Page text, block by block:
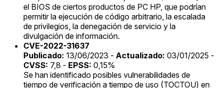
el BIOS de ciertos productos de PC HP, que podrían
permitir la ejecución de código arbitrario, la escalada
de privilegios, la denegación de servicio y la
divulgación de información.
CVE-2022-31637
Publicado: 13/06/2023 - Actualizado: 03/01/2025 -
CVSS: 7,8 - EPSS: 0,15%
Se han identificado posibles vulnerabilidades de
tiempo de verificación a tiempo de uso (TOCTOU) en